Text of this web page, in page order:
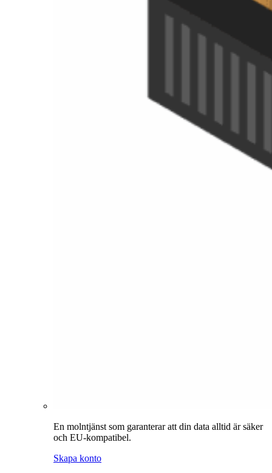
En molntjänst som garanterar att din data alltid är säker
och EU-kompatibel.
Skapa konto